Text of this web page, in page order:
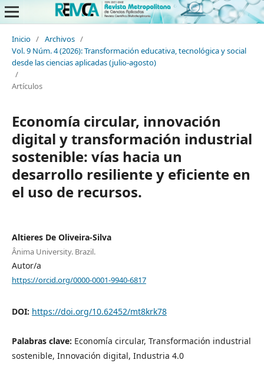
Inicio / Archivos /
Vol. 9 Núm. 4 (2026): Transformación educativa, tecnológica y social
desde las ciencias aplicadas (julio-agosto)
/
Artículos
Economía circular, innovación
digital y transformación industrial
sostenible: vías hacia un
desarrollo resiliente y eficiente en
el uso de recursos.
Altieres De Oliveira-Silva
Ânima University. Brazil.
Autor/a
https://orcid.org/0000-0001-9940-6817
DOI: https://doi.org/10.62452/mt8krk78
Palabras clave: Economía circular, Transformación industrial
sostenible, Innovación digital, Industria 4.0